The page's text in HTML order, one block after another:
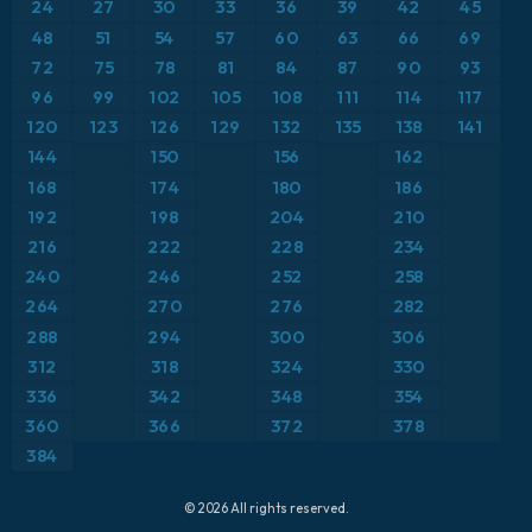
ICON Alemania 2 km
Caribe
Escandinavia
Estados Unidos
Europa
Francia
Grecia
Islandia
Anomalía de temperatura a 850 hPa
CAPE
Precipitación, nubes y presión
Profundidad de nieve
Punto de rocío a 2 m
Ráfagas de Viento Máximas
Ráfagas de viento
24
27 30 33 36 39 42 45
48 51 54 57 60 63 66
69
72
75 78 81 84 87 90 93
96 99 102 105 108 111 114
117
120
123 126 129 132 135 138
141
144
150 156
162
168
174 180
186
192
198 204
210
216
222 228 234
240 246 252 258
264 270 276
282
288
294 300
306
312
318 324
330
336
342 348 354
360 366 372 378
384
© 2026 All rights reserved.